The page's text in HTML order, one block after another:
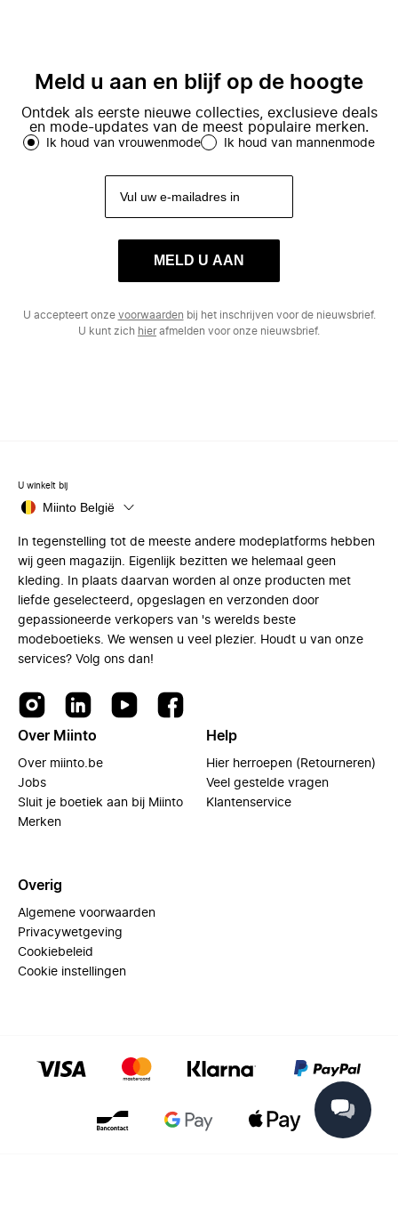
Meld u aan en blijf op de hoogte
Ontdek als eerste nieuwe collecties, exclusieve deals
en mode-updates van de meest populaire merken.
Ik houd van vrouwenmode Ik houd van mannenmode
MELD U AAN
U accepteert onze voorwaarden bij het inschrijven voor de nieuwsbrief.
U kunt zich hierafmelden voor onze nieuwsbrief.
U winkelt bij
Miinto België
In tegenstelling tot de meeste andere modeplatforms hebben
wij geen magazijn. Eigenlijk bezitten we helemaal geen
kleding. In plaats daarvan worden al onze producten met
liefde geselecteerd, opgeslagen en verzonden door
gepassioneerde verkopers van 's werelds beste
modeboetieks. We wensen u veel plezier. Houdt u van onze
services? Volg ons dan!
Over Miinto
Over miinto.be
Jobs
Sluit je boetiek aan bij Miinto
Merken
Help
Hier herroepen (Retourneren)
Veel gestelde vragen
Klantenservice
Overig
Algemene voorwaarden
Privacywetgeving
Cookiebeleid
Cookie instellingen